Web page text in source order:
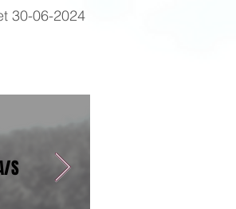
30-06-2024
S